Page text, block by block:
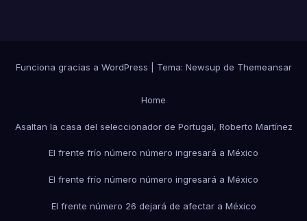
Funciona gracias a WordPress Tema: Newsup de Themeansar
Home
Asaltan la casa del seleccionador de Portugal, Roberto Martínez
El frente frío número número ingresará a México
El frente frío número número ingresará a México
El frente número 26 dejará de afectar a México